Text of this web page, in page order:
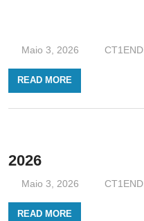
Maio 3, 2026 CT1END
READ MORE
2026
Maio 3, 2026 CT1END
READ MORE